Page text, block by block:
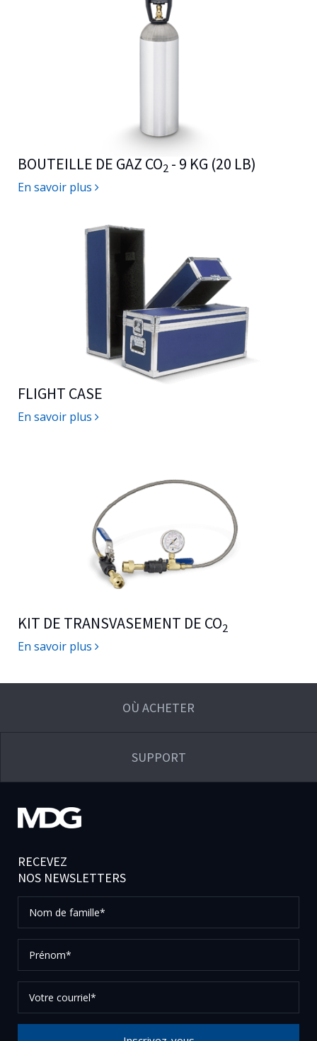
BOUTEILLE DE GAZ CO2 - 9 KG (20 LB)
En savoir plus
FLIGHT CASE
En savoir plus
KIT DE TRANSVASEMENT DE CO2
En savoir plus
OÙ ACHETER
SUPPORT
RECEVEZ
NOS NEWSLETTERS
de
famille*
Prénom*
courriel*